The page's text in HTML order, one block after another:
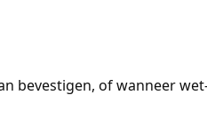
bevestigen, of wanneer